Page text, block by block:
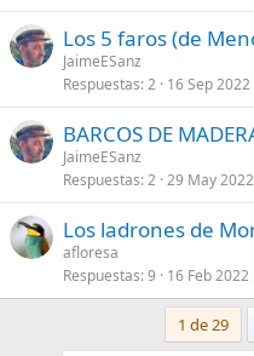
Los 5 faros (de
JaimeESanz
Respuestas 2 16 Sep 2022
BARCOS DE
JaimeESanz
Respuestas 2 29 May 2022
Los ladrones de
afloresa
Respuestas 9 16 Feb 2022
1 de 29